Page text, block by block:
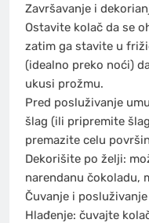
Završavanje i
Ostavite kolač da se
zatim ga stavite u
(idealno preko noći)
ukusi prožmu.
Pred posluživanje
šlag (ili pripremite
premazite celu
Dekorišite po želji:
narendanu čokoladu,
Čuvanje i posluživanje
Hlađenje: čuvajte